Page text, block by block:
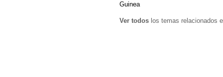
Guinea
Ver todos los temas relacionados